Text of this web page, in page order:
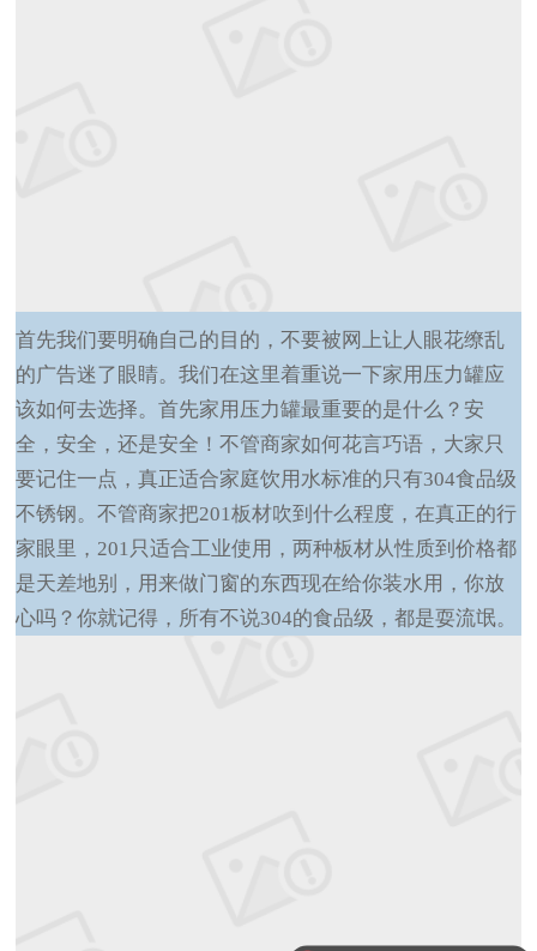
首先我们要明确自己的目的，不要被网上让人眼花缭乱
的广告迷了眼睛。我们在这里着重说一下家用压力罐应
该如何去选择。首先家用压力罐最重要的是什么？安
全，安全，还是安全！不管商家如何花言巧语，大家只
要记住一点，真正适合家庭饮用水标准的只有304食品级
不锈钢。不管商家把201板材吹到什么程度，在真正的行
家眼里，201只适合工业使用，两种板材从性质到价格都
是天差地别，用来做门窗的东西现在给你装水用，你放
心吗？你就记得，所有不说304的食品级，都是耍流氓。